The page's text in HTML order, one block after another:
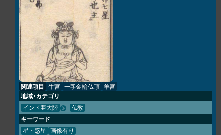
関連項目 牛宮 一字金輪仏頂 羊宮
地域・カテゴリ
インド亜大陸 仏教
キーワード
星・惑星 画像有り